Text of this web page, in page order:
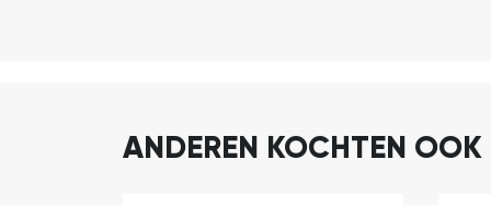
ANDEREN KOCHTEN OOK